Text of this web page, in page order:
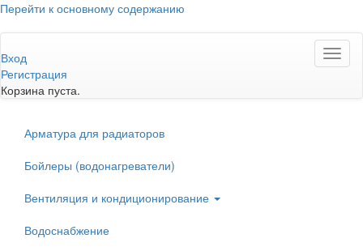
Перейти к основному содержанию
Вход
Регистрация
Корзина пуста.
Арматура для радиаторов
Бойлеры (водонагреватели)
Вентиляция и кондиционирование
Водоснабжение